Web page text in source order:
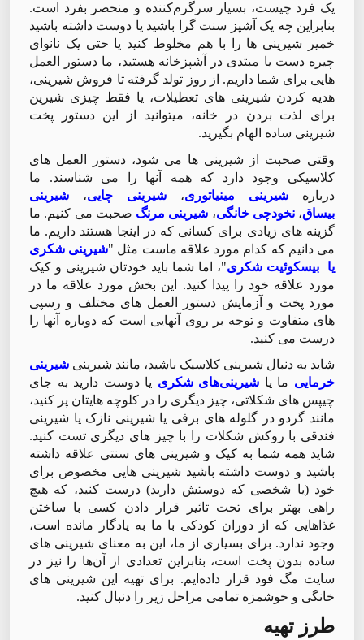
یک فرد چیست، بسیار سرگرم‌کننده و منحصر بفرد است.
بنابراین چه یک آشپز سنت گرا باشید یا دوست داشته باشید
خمیر شیرینی ها را با هم مخلوط کنید یا حتی یک نانوای
چیره دست یا مبتدی در آشپزخانه هستید، ما دستور العمل
هایی برای شما داریم. از روز تولد گرفته تا فروش شیرینی،
هدیه کردن شیرینی های تعطیلات، یا فقط چیزی شیرین
برای لذت بردن در خانه، میتوانید از این دستور پخت
شیرینی ساده الهام بگیرید.
وقتی صحبت از شیرینی ها می شود، دستور العمل های
کلاسیکی وجود دارد که همه آنها را می شناسند. ما
درباره شیرینی مینیاتوری، شیرینی چایی، شیرینی
بیساق،نخودچی خانگی، شیرینی مرنگ صحبت می کنیم. ما
گزینه های زیادی برای کسانی که در اینجا هستند داریم. ما
می دانیم که کدام مورد علاقه ماست مثل "شیرینی شکری
یا بیسکوئیت شکری"، اما شما باید خودتان شیرینی و کیک
مورد علاقه خود را پیدا کنید. این بخش مورد علاقه ما در
مورد پخت و آزمایش دستور العمل های مختلف و رسپی
های متفاوت و توجه بر روی آنهایی است که دوباره آنها را
درست می کنید.
شاید به دنبال شیرینی کلاسیک باشید، مانند شیرینی شیرینی
خرمایی ما یا شیرینی‌های شکری یا دوست دارید به جای
چیپس های شکلاتی، چیز دیگری را در کلوچه هایتان پر کنید،
مانند گردو در گلوله های برفی یا شیرینی نازک یا شیرینی
فندقی با روکش شکلات را با چیز های دیگری تست کنید.
شاید همه شما به کیک و شیرینی های سنتی علاقه داشته
باشید و دوست داشته باشید شیرینی هایی مخصوص برای
خود (یا شخصی که دوستش دارید) درست کنید، که هیچ
راهی بهتر برای تحت تاثیر قرار دادن کسی با ساختن
غذاهایی که از دوران کودکی با ما به یادگار مانده است،
وجود ندارد. برای بسیاری از ما، این به معنای شیرینی های
ساده بدون پخت است، بنابراین تعدادی از آن‌ها را نیز در
سایت مگ فود قرار داده‌ایم. برای تهیه این شیرینی های
خانگی و خوشمزه تمامی مراحل زیر را دنبال کنید.
طرز تهیه